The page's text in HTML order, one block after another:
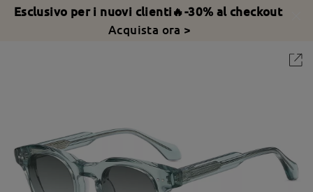
Esclusivo per i nuovi clienti🔥-30% al checkout
Acquista ora >